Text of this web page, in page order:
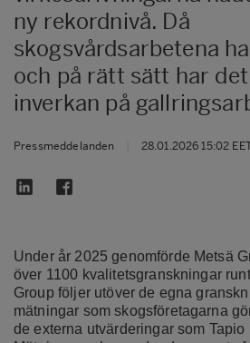
ny rekordnivå. Då
skogsvårdsarbetena
och på rätt sätt har
inverkan på
Pressmeddelanden 28.01.2026 15:02
Under år 2025 genomförde Metsä
över 1100 kvalitetsgranskningar
Group följer utöver de egna
mätningar som skogsföretagarna
de externa utvärderingar som Tapio